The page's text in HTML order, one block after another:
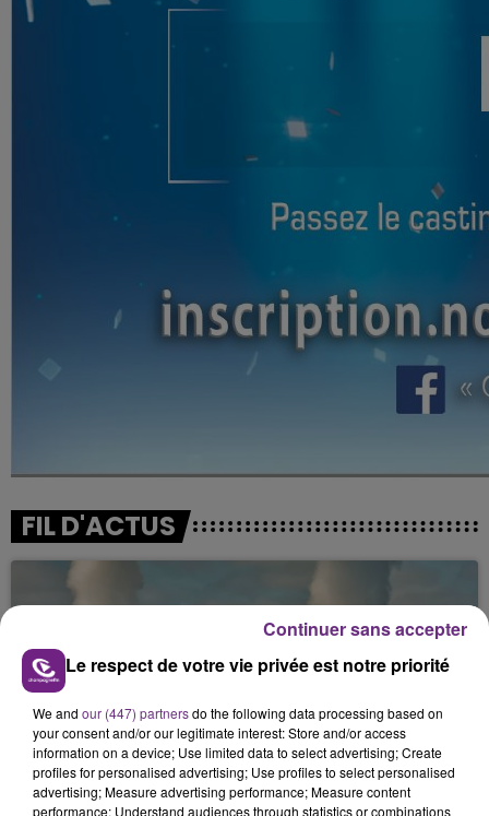
FIL D'ACTUS
LA CENTRALE NUCLÉAIRE DE CHOOZ
TOUJOURS À L'ARRÊT
Le respect de votre vie privée est notre priorité
We and our (447) partnersdo the following data processing based on
your consent and/or our legitimate interest: Store and/or access
information on a device; Use limited data to select advertising; Create
profiles for personalised advertising; Use profiles to select personalised
advertising; Measure advertising performance; Measure content
performance; Understand audiences through statistics or combinations
Continuer sans accepter